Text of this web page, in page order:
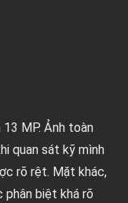
MP. Ảnh toàn
quan sát kỹ mình
rõ rệt. Mặt khác,
phân biệt khá rõ